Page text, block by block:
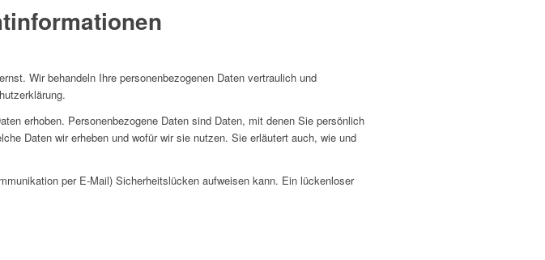
Wir behandeln Ihre personenbezogenen Daten vertraulich und
erhoben. Personenbezogene Daten sind Daten, mit denen Sie persönlich
Daten wir erheben und wofür wir sie nutzen. Sie erläutert auch, wie und
per E-Mail) Sicherheitslücken aufweisen kann. Ein lückenloser